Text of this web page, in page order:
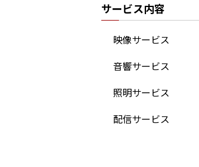
サービス内容
映像サービス
音響サービス
照明サービス
配信サービス